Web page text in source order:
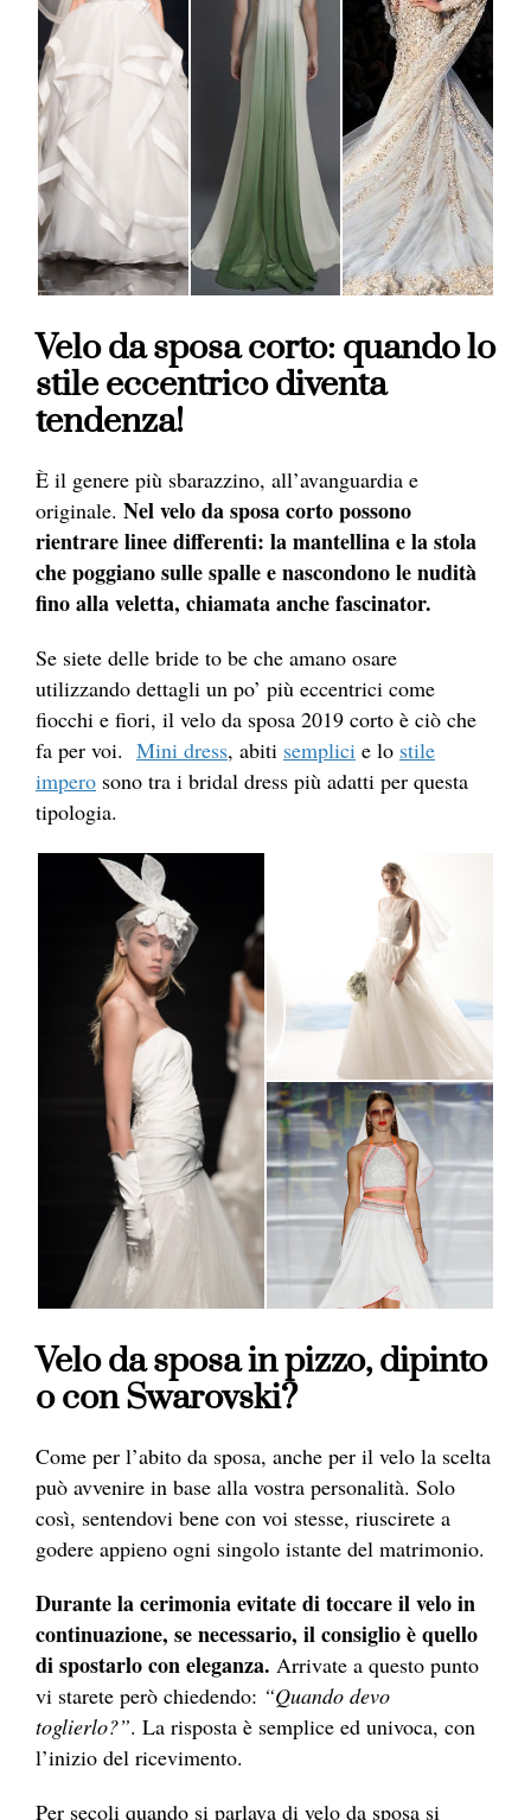
Velo da sposa corto: quando lo
stile eccentrico diventa
tendenza!
È il genere più sbarazzino, all’avanguardia e
originale. Nel velo da sposa corto possono
rientrare linee differenti: la mantellina e la stola
che poggiano sulle spalle e nascondono le nudità
fino alla veletta, chiamata anche fascinator.
Se siete delle bride to be che amano osare
utilizzando dettagli un po’ più eccentrici come
fiocchi e fiori, il velo da sposa 2019 corto è ciò che
fa per voi. Mini dress, abiti semplici e lo stile
impero sono tra i bridal dress più adatti per questa
tipologia.
Velo da sposa in pizzo, dipinto
ocon Swarovski?
Come per l’abito da sposa, anche per il velo la scelta
può avvenire in base alla vostra personalità. Solo
così, sentendovi bene con voi stesse, riuscirete a
godere appieno ogni singolo istante del matrimonio.
Durante la cerimonia evitate di toccare il velo in
continuazione, se necessario, il consiglio è quello
di spostarlo con eleganza. Arrivate a questo punto
vi starete però chiedendo: “Quando devo
toglierlo?”. La risposta è semplice ed univoca, con
l’inizio del ricevimento.
Per secoli quando si parlava di velo da sposa si